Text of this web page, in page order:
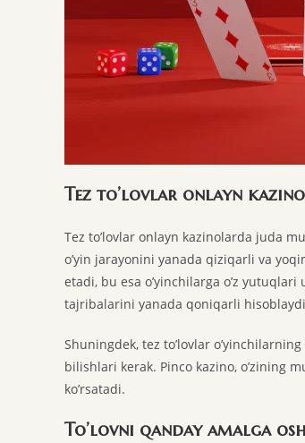
Tez to’lovlar onlayn
Tez to’lovlar onlayn kazinolarda juda
o’yin jarayonini yanada qiziqarli va
etadi, bu esa o’yinchilarga o’z
tajribalarini yanada qoniqarli
Shuningdek, tez to’lovlar
bilishlari kerak. Pinco kazino, o’zining
ko’rsatadi.
To’lovni qanday amalga